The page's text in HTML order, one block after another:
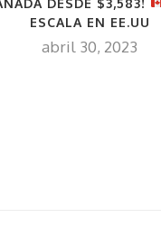
DESDE $3,583!
ESCALA EN EE.UU
abril 30, 2023